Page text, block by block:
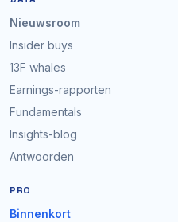
Nieuwsroom
Insider buys
13F whales
Earnings-rapporten
Fundamentals
Insights-blog
Antwoorden
PRO
Binnenkort